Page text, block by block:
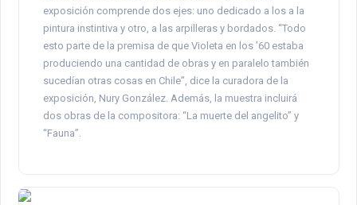
exposición comprende dos ejes: uno dedicado a los a la
pintura instintiva y otro, a las arpilleras y bordados. “Todo
esto parte de la premisa de que Violeta en los ’60 estaba
produciendo una cantidad de obras y en paralelo también
sucedían otras cosas en Chile”, dice la curadora de la
exposición, Nury González. Además, la muestra incluirá
dos obras de la compositora: “La muerte del angelito” y
“Fauna”.